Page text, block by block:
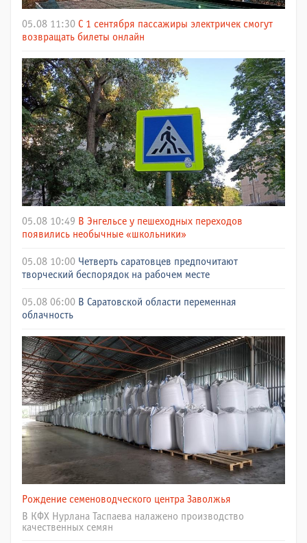
05.08 11:30 С 1 сентября пассажиры электричек смогут
возвращать билеты онлайн
05.08 10:49 В Энгельсе у пешеходных переходов
появились необычные «школьники»
05.08 10:00 Четверть саратовцев предпочитают
творческий беспорядок на рабочем месте
05.08 06:00 В Саратовской области переменная
облачность
Рождение семеноводческого центра Заволжья
В КФХ Нурлана Таспаева налажено производство
качественных семян